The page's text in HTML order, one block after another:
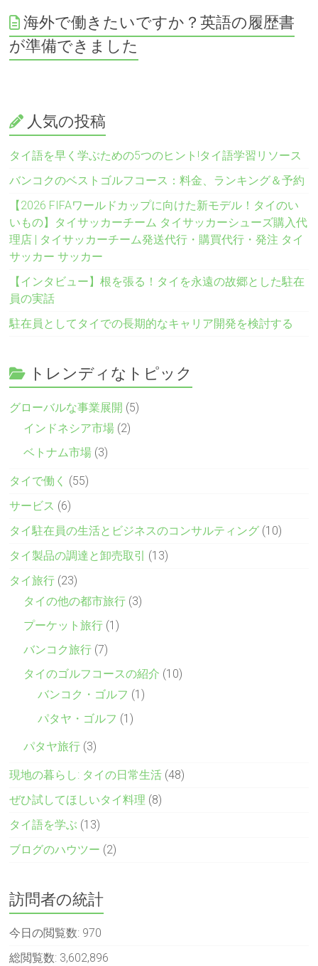
海外で働きたいですか？英語の履歴書
が準備できました
人気の投稿
タイ語を早く学ぶための5つのヒント!タイ語学習リソース
バンコクのベストゴルフコース：料金、ランキング＆予約
【2026 FIFAワールドカップに向けた新モデル！タイのい
いもの】タイサッカーチーム タイサッカーシューズ購入代
理店 | タイサッカーチーム発送代行・購買代行・発注 タイ
サッカー サッカー
【インタビュー】根を張る！タイを永遠の故郷とした駐在
員の実話
駐在員としてタイでの長期的なキャリア開発を検討する
トレンディなトピック
グローバルな事業展開 (5)
インドネシア市場 (2)
ベトナム市場 (3)
タイで働く (55)
サービス (6)
タイ駐在員の生活とビジネスのコンサルティング (10)
タイ製品の調達と卸売取引
(13)
タイ旅行 (23)
タイの他の都市旅行 (3)
プーケット旅行 (1)
バンコク旅行 (7)
タイのゴルフコースの紹介 (10)
バンコク・ゴルフ (1)
パタヤ・ゴルフ (1)
パタヤ旅行 (3)
現地の暮らし: タイの日常生活 (48)
ぜひ試してほしいタイ料理 (8)
タイ語を学ぶ (13)
ブログのハウツー (2)
訪問者の統計
今日の閲覧数: 970
総閲覧数: 3,602,896